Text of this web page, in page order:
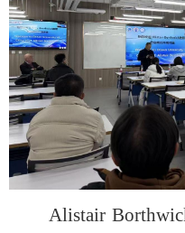
Alistair